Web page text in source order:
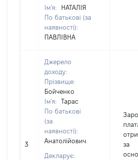
Ім'я:
НАТАЛІЯ
По батькові (за
наявності):
ПАВЛІВНА
3
Джерело
доходу:
Прізвище:
Бойченко
Ім'я:
Тарас
По батькові
(за
наявності):
Анатолійович
Декларує:
за